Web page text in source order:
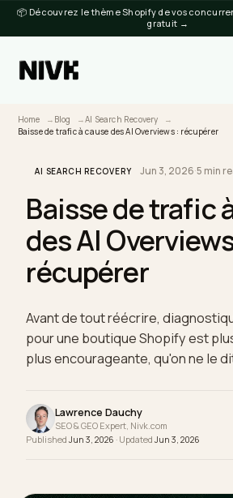
📦 Découvrez le thème Shopify de vos
gratuit →
Home Blog
AI Search Recovery
Baisse de trafic
des AI
récupérer
Avant de tout réécrire,